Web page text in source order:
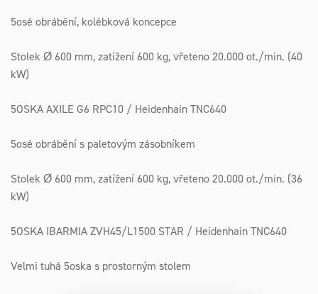
5osé obrábění, kolébková koncepce
Stolek Ø 600 mm, zatížení 600 kg, vřeteno 20.000 ot./min. (40
kW)
5OSKA AXILE G6 RPC10 / Heidenhain TNC640
5osé obrábění s paletovým zásobníkem
Stolek Ø 600 mm, zatížení 600 kg, vřeteno 20.000 ot./min. (36
kW)
5OSKA IBARMIA ZVH45/L1500 STAR / Heidenhain TNC640
Velmi tuhá 5oska s prostorným stolem